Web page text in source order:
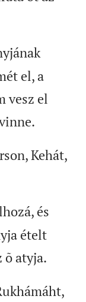
el, a
vesz el
Kehát,
és
ételt
õ atyja.